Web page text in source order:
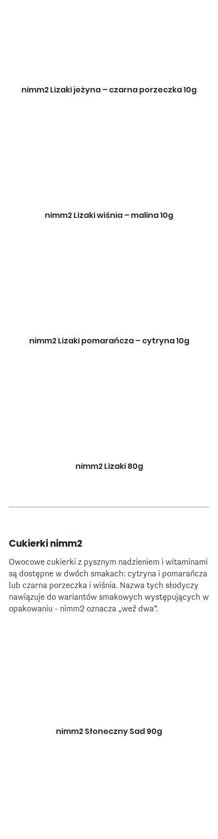
nimm2 Lizaki jeżyna – czarna porzeczka 10g
nimm2 Lizaki wiśnia – malina 10g
nimm2 Lizaki pomarańcza – cytryna 10g
nimm2 Lizaki 80g
Cukierki nimm2
Owocowe cukierki z pysznym nadzieniem i witaminami
są dostępne w dwóch smakach: cytryna i pomarańcza
lub czarna porzeczka i wiśnia. Nazwa tych słodyczy
nawiązuje do wariantów smakowych występujących w
opakowaniu - nimm2 oznacza „weź dwa”.
nimm2 Słoneczny Sad 90g